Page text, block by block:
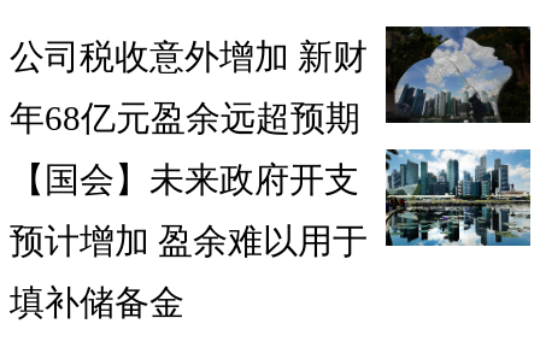
公司税收意外增加 新财
年68亿元盈余远超预期
【国会】未来政府开支
预计增加 盈余难以用于
填补储备金